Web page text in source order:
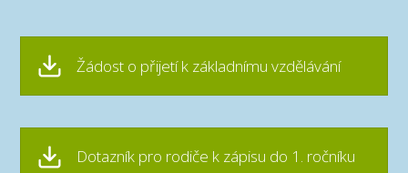
Žádost o přijetí k základnímu vzdělávání
Dotazník pro rodiče k zápisu do 1. ročníku